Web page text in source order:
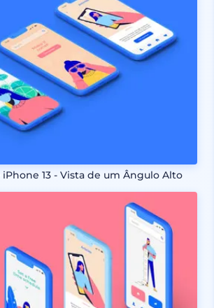
13 - Vista de um Ângulo Alto